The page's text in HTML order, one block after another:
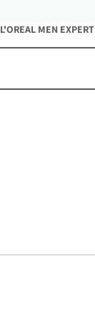
L'OREAL MEN EXPERT